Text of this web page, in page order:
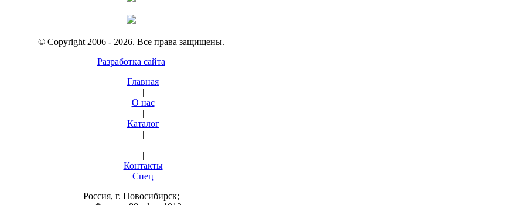
© Copyright 2006 - 2026. Все права защищены.
Разработка сайта
Главная
|
О нас
|
Каталог
|
|
Контакты
Спец
Россия, г. Новосибирск;